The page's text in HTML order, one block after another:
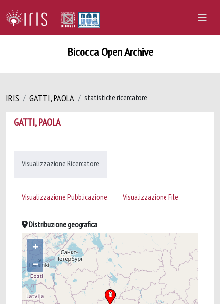
Bicocca Open Archive
IRIS GATTI, PAOLA statistiche ricercatore
GATTI, PAOLA
Visualizzazione Ricercatore
Visualizzazione Pubblicazione Visualizzazione File
Distribuzione geografica
+
–